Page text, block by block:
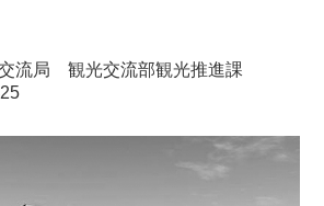
流局 観光交流部観光推進課